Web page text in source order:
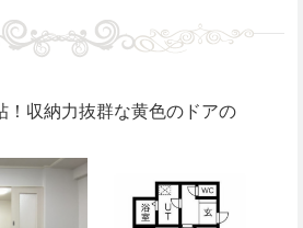
！収納力抜群な黄色のドアの